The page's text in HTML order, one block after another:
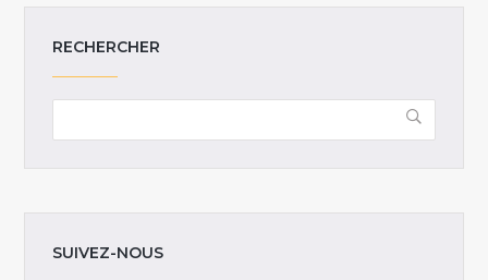
RECHERCHER
SUIVEZ-NOUS